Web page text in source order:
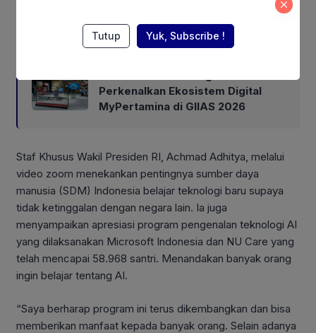
Perkenalkan Ekosistem Digital
MyPertamina di GIIAS 2026
Staf Khusus Wakil Presiden RI, Achmad Adhitya, melalui
video zoom menekankan pentingnya sumber daya
manusia (SDM) Indonesia belajar teknologi baru supaya
tidak ketinggalan dengan negara lain. Ia juga
menyampaikan apresiasi program pengenalan teknologi AI
yang dilaksanakan Microsoft Indonesia dan NU Care yang
telah mencapai 58.968 santri. Menandakan banyak orang
ingin belajar tentang AI.
“Saya berharap program ini terus dikembangkan dan bisa
memberikan manfaat kepada banyak orang. Selain adanya
Tutup Yuk, Subscribe !